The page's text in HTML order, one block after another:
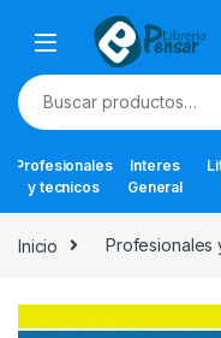
Skip to navigation
Skip to content
Buscar por:
Profesionales
y tecnicos
Interes
General
Inicio Profesionales